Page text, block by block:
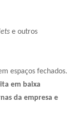
e outros
espaços fechados.
em baixa
da empresa e